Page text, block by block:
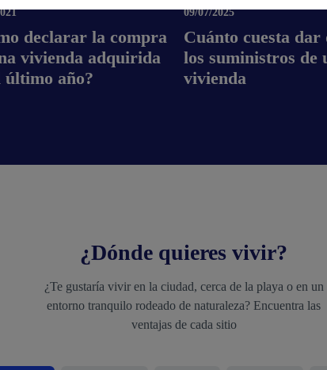
declarar la compra
vivienda adquirida
último año?
09/07/2025
Cuánto cuesta dar
los suministros de
vivienda
¿Dónde quieres vivir?
¿Te gustaría vivir en la ciudad, cerca de la playa o en un
entorno tranquilo rodeado de naturaleza? Encuentra las
ventajas de cada sitio